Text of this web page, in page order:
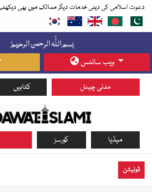
دعوت اسلامی کی دینی خدمات دیگر ممالک میں بھی
ویب سائٹس
کتابیں مدنی چینل
کورسز میڈیا
ڈونیشن